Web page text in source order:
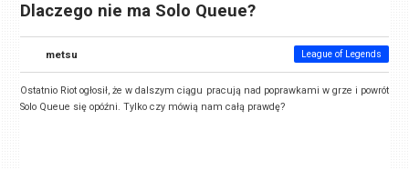
Dlaczego nie ma Solo Queue?
metsu League of Legends
Ostatnio Riot ogłosił, że w dalszym ciągu pracują nad poprawkami w grze i powrót
Solo Queue się opóźni. Tylko czy mówią nam całą prawdę?